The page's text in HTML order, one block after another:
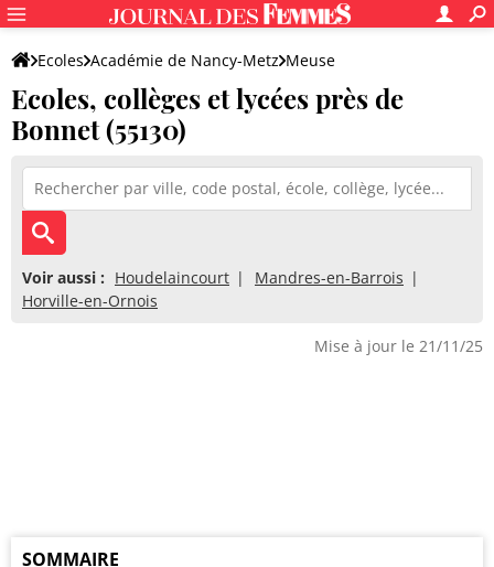
Ecoles Académie de Nancy-Metz Meuse
Ecoles, collèges et lycées près de
Bonnet (55130)
Voir aussi : Houdelaincourt
Mandres-en-Barrois
Horville-en-Ornois
Mise à jour le 21/11/25
SOMMAIRE